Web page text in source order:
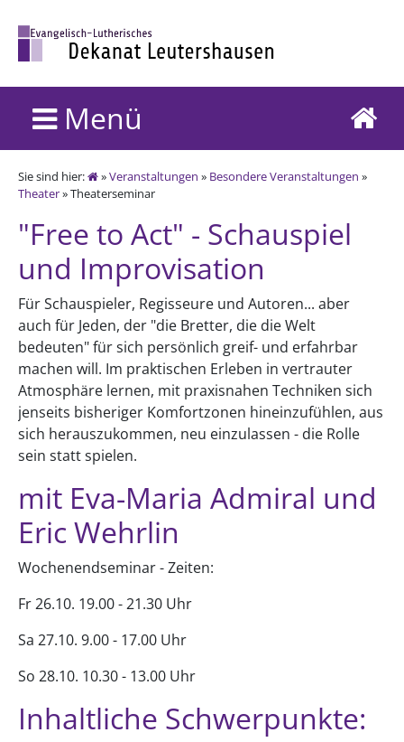
Menü
Sie sind hier: »Veranstaltungen » Besondere Veranstaltungen »
Theater» Theaterseminar
"Free to Act" - Schauspiel
und Improvisation
Für Schauspieler, Regisseure und Autoren... aber
auch für Jeden, der "die Bretter, die die Welt
bedeuten" für sich persönlich greif- und erfahrbar
machen will. Im praktischen Erleben in vertrauter
Atmosphäre lernen, mit praxisnahen Techniken sich
jenseits bisheriger Komfortzonen hineinzufühlen, aus
sich herauszukommen, neu einzulassen - die Rolle
sein statt spielen.
mit Eva-Maria Admiral und
Eric Wehrlin
Wochenendseminar - Zeiten:
Fr 26.10. 19.00 - 21.30 Uhr
Sa 27.10. 9.00 - 17.00 Uhr
So 28.10. 10.30 - 13.00 Uhr
Inhaltliche Schwerpunkte: